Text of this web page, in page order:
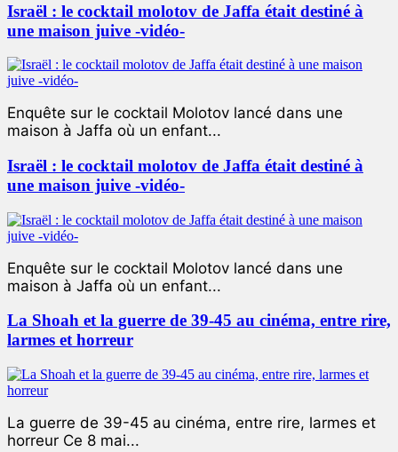
Israël : le cocktail molotov de Jaffa était destiné à
une maison juive -vidéo-
Enquête sur le cocktail Molotov lancé dans une
maison à Jaffa où un enfant...
Israël : le cocktail molotov de Jaffa était destiné à
une maison juive -vidéo-
Enquête sur le cocktail Molotov lancé dans une
maison à Jaffa où un enfant...
La Shoah et la guerre de 39-45 au cinéma, entre rire,
larmes et horreur
La guerre de 39-45 au cinéma, entre rire, larmes et
horreur Ce 8 mai...